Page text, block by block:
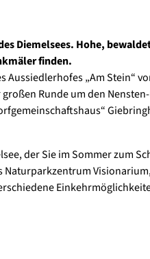
Diemelsees. Hohe,
finden.
Aussiedlerhofes „Am Stein“
Runde um den
der Sie im Sommer zum